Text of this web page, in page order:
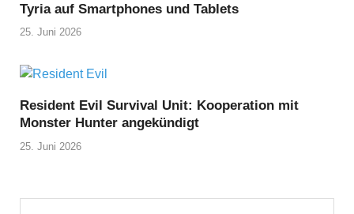
Tyria auf Smartphones und Tablets
25. Juni 2026
Resident Evil Survival Unit: Kooperation mit
Monster Hunter angekündigt
25. Juni 2026